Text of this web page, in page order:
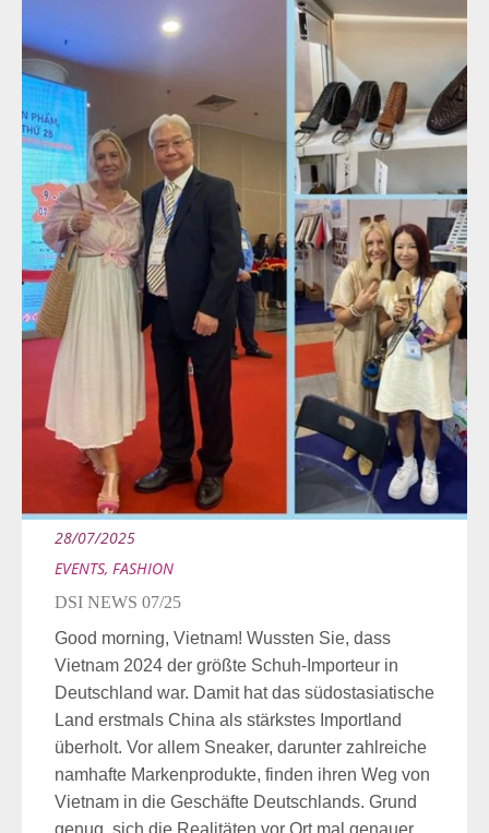
28/07/2025
EVENTS, FASHION
DSI NEWS 07/25
Good morning, Vietnam! Wussten Sie, dass
Vietnam 2024 der größte Schuh-Importeur in
Deutschland war. Damit hat das südostasiatische
Land erstmals China als stärkstes Importland
überholt. Vor allem Sneaker, darunter zahlreiche
namhafte Markenprodukte, finden ihren Weg von
Vietnam in die Geschäfte Deutschlands. Grund